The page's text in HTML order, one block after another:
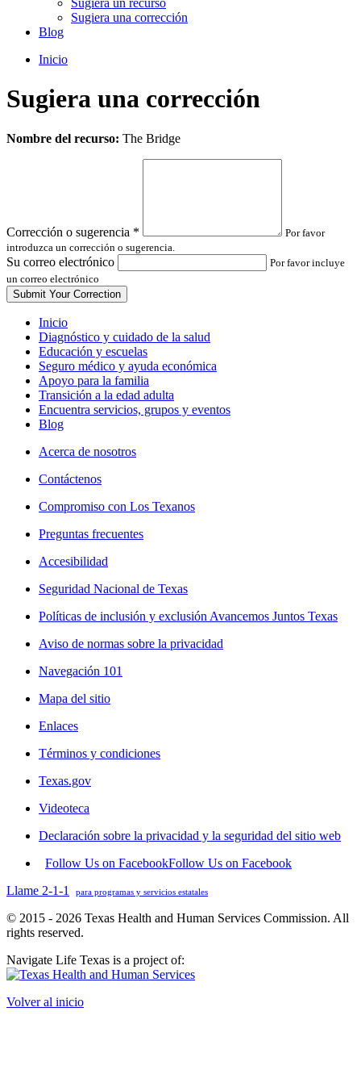
Sugiera una corrección
Blog
Inicio
Sugiera una corrección
Leave
Nombre del recurso: The Bridge
Corrección o sugerencia *
Por favor
introduzca un corrección o sugerencia.
Su correo electrónico
Por favor incluye
un correo electrónico
Inicio
Diagnóstico y cuidado de la salud
Educación y escuelas
Seguro médico y ayuda económica
Apoyo para la familia
Transición a la edad adulta
Encuentra servicios, grupos y eventos
Blog
Acerca de nosotros
Contáctenos
Compromiso con Los Texanos
Preguntas frecuentes
Accesibilidad
Seguridad Nacional de Texas
Políticas de inclusión y exclusión Avancemos Juntos Texas
Aviso de normas sobre la privacidad
Navegación 101
Mapa del sitio
Enlaces
Términos y condiciones
Texas.gov
Videoteca
Declaración sobre la privacidad y la seguridad del sitio web
Follow Us on FacebookFollow Us on Facebook
Llame 2-1-1
para programas y servicios estatales
© 2015 - 2026 Texas Health and Human Services Commission. All
rights reserved.
Navigate Life Texas is a project of:
Volver al inicio